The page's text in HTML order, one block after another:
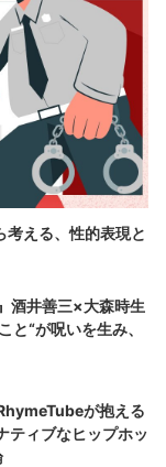
考える、性的表現と
酒井善三×大森時生
と“が呪いを生み、
が抱える
ティブなヒップホッ